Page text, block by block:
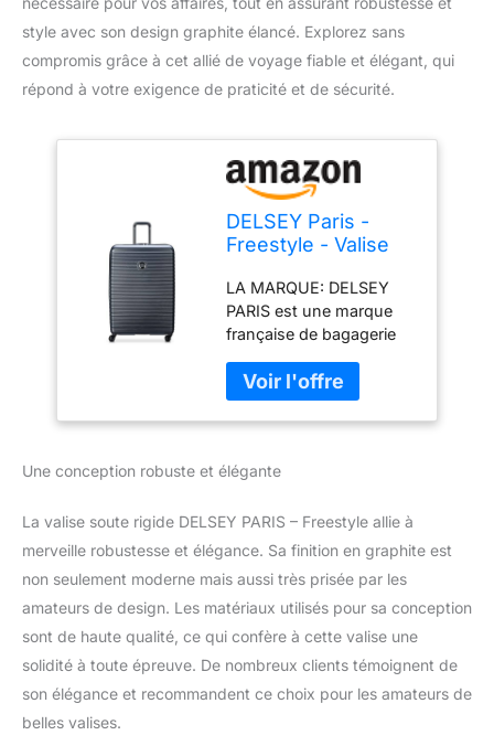
style avec son design graphite élancé. Explorez sans
compromis grâce à cet allié de voyage fiable et élégant, qui
répond à votre exigence de praticité et de sécurité.
DELSEY Paris -
Freestyle - Valise
x 55 cm x 34 cm -
131 L - XXL -
Graphite
LA MARQUE: DELSEY
PARIS est une marque
française de bagagerie
reconnue pour ses
designs élégants et le
confort de ses produits.
imaginées et dessinées à
propose une gamme de
produits résistants
besoins: court ou long
séjour, voyages en avion,
cabine ou soute, taille XS
à XL. PRATIQUE &
cette valise de voyage
Une conception robuste et élégante
La valise soute rigide DELSEY PARIS – Freestyle allie à
merveille robustesse et élégance. Sa finition en graphite est
non seulement moderne mais aussi très prisée par les
amateurs de design. Les matériaux utilisés pour sa conception
sont de haute qualité, ce qui confère à cette valise une
solidité à toute épreuve. De nombreux clients témoignent de
son élégance et recommandent ce choix pour les amateurs de
belles valises.